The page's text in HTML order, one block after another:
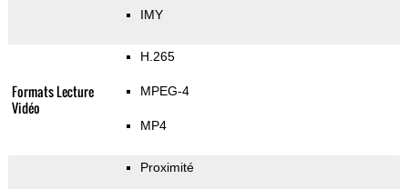
IMY
Formats Lecture
Vidéo
H.265
MPEG-4
MP4
Proximité